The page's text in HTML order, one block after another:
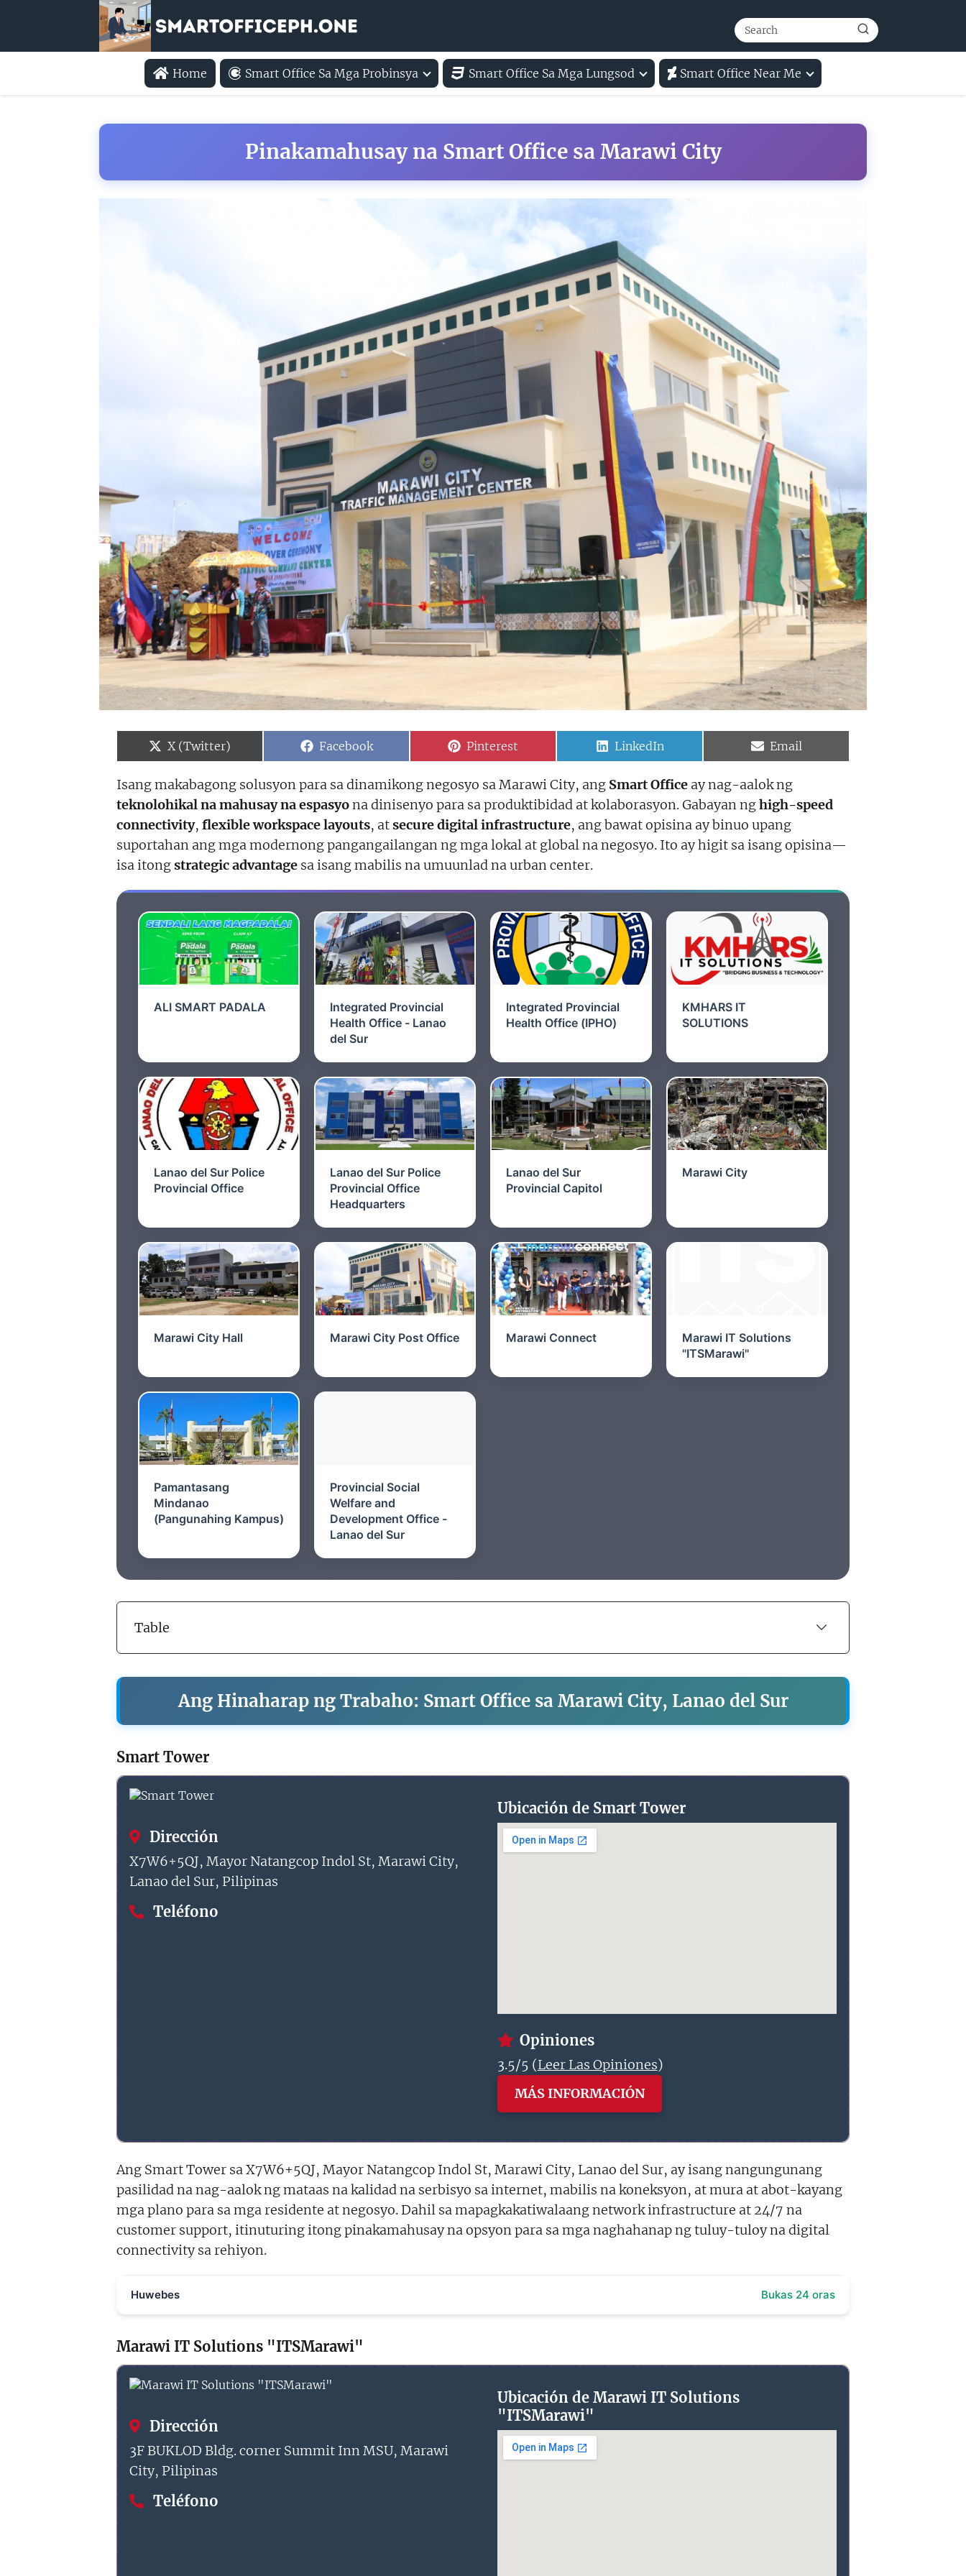
Home Smart Office Sa Mga Probinsya Smart Office Sa Mga Lungsod Smart Office Near Me
Pinakamahusay na Smart Office sa Marawi City
Share
on
X (Twitter)
Share
Facebook
Share
Pinterest
Share
LinkedIn
Share
Email
Isang makabagong solusyon para sa dinamikong negosyo sa Marawi City, ang Smart Office ay nag-aalok ng
teknolohikal na mahusay na espasyona dinisenyo para sa produktibidad at kolaborasyon. Gabayan nghigh-speed
connectivity, flexible workspace layouts, at secure digital infrastructure, ang bawat opisina ay binuo upang
suportahan ang mga modernong pangangailangan ng mga lokal at global na negosyo. Ito ay higit sa isang opisina—
isa itong strategic advantage sa isang mabilis na umuunlad na urban center.
ALI SMART PADALA
Integrated Provincial
Health Office - Lanao
del Sur
Integrated Provincial
Health Office (IPHO)
KMHARS IT
SOLUTIONS
Lanao del Sur Police
Provincial Office
Lanao del Sur Police
Provincial Office
Headquarters
Lanao del Sur
Provincial Capitol
Marawi City
Marawi City Hall Marawi City Post Office Marawi Connect
Marawi IT Solutions
"ITSMarawi"
Pamantasang
Mindanao
(Pangunahing Kampus)
Provincial Social
Welfare and
Development Office -
Lanao del Sur
Table
Ang Hinaharap ng Trabaho: Smart Office sa Marawi City, Lanao del Sur
Smart Tower
Dirección
X7W6+5QJ, Mayor Natangcop Indol St, Marawi City,
Lanao del Sur, Pilipinas
Teléfono
Ubicación de Smart Tower
Opiniones
3.5/5 (Leer Las Opiniones)
MÁS INFORMACIÓN
Ang Smart Tower sa X7W6+5QJ, Mayor Natangcop Indol St, Marawi City, Lanao del Sur, ay isang nangungunang
pasilidad na nag-aalok ng mataas na kalidad na serbisyo sa internet, mabilis na koneksyon, at mura at abot-kayang
mga plano para sa mga residente at negosyo. Dahil sa mapagkakatiwalaang network infrastructure at 24/7 na
customer support, itinuturing itong pinakamahusay na opsyon para sa mga naghahanap ng tuluy-tuloy na digital
connectivity sa rehiyon.
Huwebes Bukas 24 oras
Marawi IT Solutions "ITSMarawi"
Dirección
3F BUKLOD Bldg. corner Summit Inn MSU, Marawi
City, Pilipinas
Teléfono
Ubicación de Marawi IT Solutions
"ITSMarawi"